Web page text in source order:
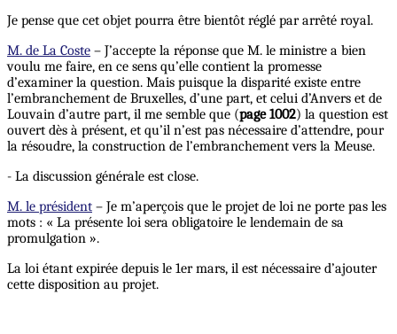
Je pense que cet objet pourra être bientôt réglé par arrêté royal.
M. de La Coste – J’accepte la réponse que M. le ministre a bien
voulu me faire, en ce sens qu’elle contient la promesse
d’examiner la question. Mais puisque la disparité existe entre
l’embranchement de Bruxelles, d’une part, et celui d’Anvers et de
Louvain d’autre part, il me semble que (page 1002) la question est
ouvert dès à présent, et qu’il n’est pas nécessaire d’attendre, pour
la résoudre, la construction de l’embranchement vers la Meuse.
- La discussion générale est close.
M. le président – Je m’aperçois que le projet de loi ne porte pas les
mots : « La présente loi sera obligatoire le lendemain de sa
promulgation ».
La loi étant expirée depuis le 1er mars, il est nécessaire d’ajouter
cette disposition au projet.